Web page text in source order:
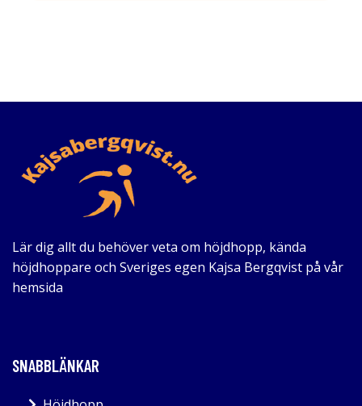
Lär dig allt du behöver veta om höjdhopp, kända
höjdhoppare och Sveriges egen Kajsa Bergqvist på vår
hemsida
SNABBLÄNKAR